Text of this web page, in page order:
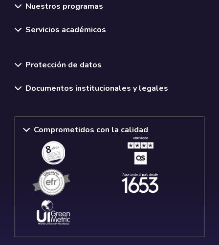
Nuestros programas
Servicios académicos
Protección de datos
Documentos institucionales y legales
Comprometidos con la calidad